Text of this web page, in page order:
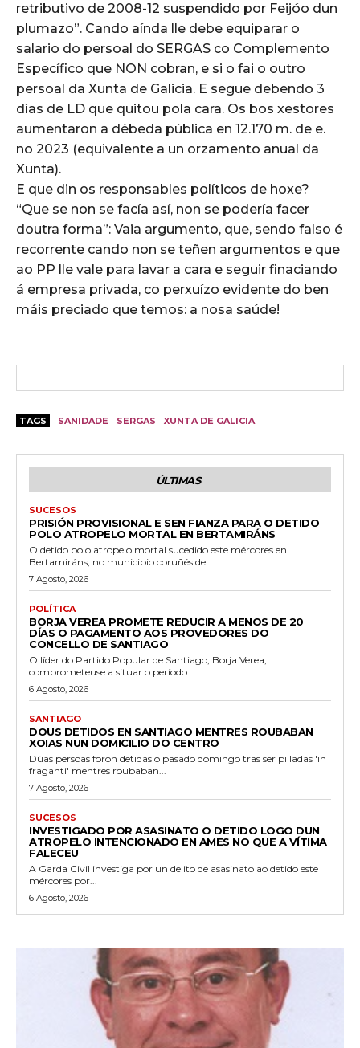
retributivo de 2008-12 suspendido por Feijóo dun
plumazo”. Cando aínda lle debe equiparar o
salario do persoal do SERGAS co Complemento
Específico que NON cobran, e si o fai o outro
persoal da Xunta de Galicia. E segue debendo 3
días de LD que quitou pola cara. Os bos xestores
aumentaron a débeda pública en 12.170 m. de e.
no 2023 (equivalente a un orzamento anual da
Xunta).
E que din os responsables políticos de hoxe?
“Que se non se facía así, non se podería facer
doutra forma”: Vaia argumento, que, sendo falso é
recorrente cando non se teñen argumentos e que
ao PP lle vale para lavar a cara e seguir finaciando
á empresa privada, co perxuízo evidente do ben
máis preciado que temos: a nosa saúde!
TAGS SANIDADE SERGAS XUNTA DE GALICIA
ÚLTIMAS
SUCESOS
PRISIÓN PROVISIONAL E SEN FIANZA PARA O DETIDO
POLO ATROPELO MORTAL EN BERTAMIRÁNS
O detido polo atropelo mortal sucedido este mércores en
Bertamiráns, no municipio coruñés de...
7 Agosto, 2026
POLÍTICA
BORJA VEREA PROMETE REDUCIR A MENOS DE 20
DÍAS O PAGAMENTO AOS PROVEDORES DO
CONCELLO DE SANTIAGO
O líder do Partido Popular de Santiago, Borja Verea,
comprometeuse a situar o período...
6 Agosto, 2026
SANTIAGO
DOUS DETIDOS EN SANTIAGO MENTRES ROUBABAN
XOIAS NUN DOMICILIO DO CENTRO
Dúas persoas foron detidas o pasado domingo tras ser pilladas 'in
fraganti' mentres roubaban...
7 Agosto, 2026
SUCESOS
INVESTIGADO POR ASASINATO O DETIDO LOGO DUN
ATROPELO INTENCIONADO EN AMES NO QUE A VÍTIMA
FALECEU
A Garda Civil investiga por un delito de asasinato ao detido este
mércores por...
6 Agosto, 2026